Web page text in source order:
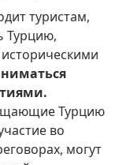
туристам,
Турцию,
Турцию
во
могут